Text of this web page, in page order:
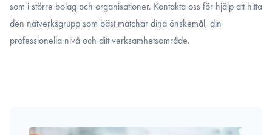
som i större bolag och organisationer. Kontakta oss för hjälp att hitta
den nätverksgrupp som bäst matchar dina önskemål, din
professionella nivå och ditt verksamhetsområde.